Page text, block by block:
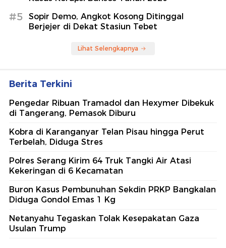
#5
Sopir Demo, Angkot Kosong Ditinggal
Berjejer di Dekat Stasiun Tebet
Lihat Selengkapnya
Berita Terkini
Pengedar Ribuan Tramadol dan Hexymer Dibekuk
di Tangerang, Pemasok Diburu
Kobra di Karanganyar Telan Pisau hingga Perut
Terbelah, Diduga Stres
Polres Serang Kirim 64 Truk Tangki Air Atasi
Kekeringan di 6 Kecamatan
Buron Kasus Pembunuhan Sekdin PRKP Bangkalan
Diduga Gondol Emas 1 Kg
Netanyahu Tegaskan Tolak Kesepakatan Gaza
Usulan Trump